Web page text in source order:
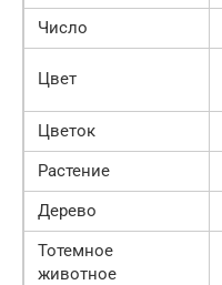
Число
Цвет
Цветок
Растение
Дерево
Тотемное
животное